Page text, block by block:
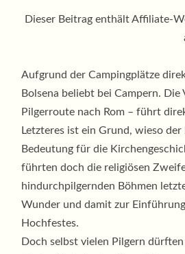
Dieser Beitrag enthält Affiliate-
Aufgrund der Campingplätze
Bolsena beliebt bei Campern. Die
Pilgerroute nach Rom – führt
Letzteres ist ein Grund, wieso
Bedeutung für die
führten doch die religiösen
hindurchpilgernden Böhmen
Wunder und damit zur
Hochfestes.
Doch selbst vielen Pilgern